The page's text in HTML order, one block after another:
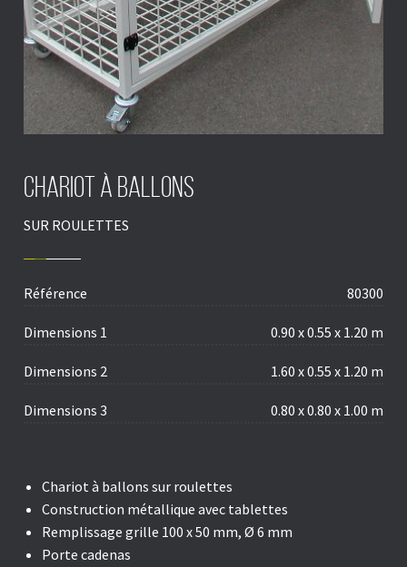
Chariot à ballons
SUR ROULETTES
Référence 80300
Dimensions 1 0.90 x 0.55 x 1.20 m
Dimensions 2 1.60 x 0.55 x 1.20 m
Dimensions 3 0.80 x 0.80 x 1.00 m
Chariot à ballons sur roulettes
Construction métallique avec tablettes
Remplissage grille 100 x 50 mm, Ø 6 mm
Porte cadenas